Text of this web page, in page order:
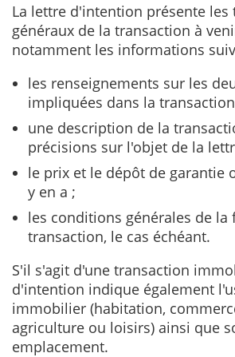
La lettre d'intention présente les
généraux de la transaction à
notamment les informations
les renseignements sur les
impliquées dans la
une description de la
précisions sur l'objet de la
le prix et le dépôt de garantie
y en a ;
les conditions générales de la
transaction, le cas échéant.
S'il s'agit d'une transaction
d'intention indique également
immobilier (habitation,
agriculture ou loisirs) ainsi que
emplacement.